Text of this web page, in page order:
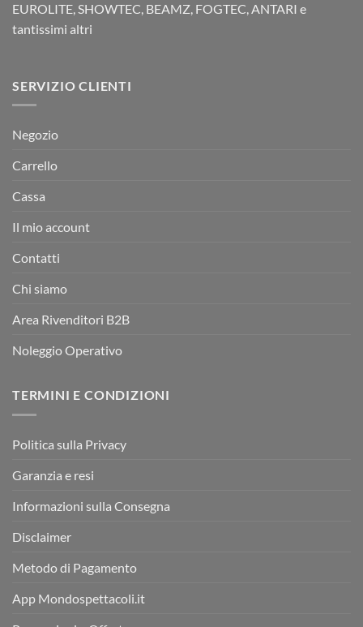
EUROLITE, SHOWTEC, BEAMZ, FOGTEC, ANTARI e
tantissimi altri
SERVIZIO CLIENTI
Negozio
Carrello
Cassa
Il mio account
Contatti
Chi siamo
Area Rivenditori B2B
Noleggio Operativo
TERMINI E CONDIZIONI
Politica sulla Privacy
Garanzia e resi
Informazioni sulla Consegna
Disclaimer
Metodo di Pagamento
App Mondospettacoli.it